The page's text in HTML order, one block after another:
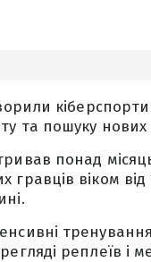
та пошуку
понад
гравців віком
реплеїв і